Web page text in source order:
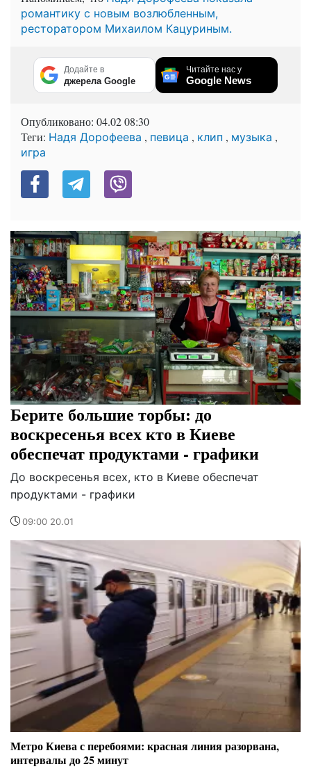
романтику с новым возлюбленным,
ресторатором Михаилом Кацуриным.
Додайте в
джерела Google
Читайте нас у
Google News
Опубликовано: 04.02 08:30
Теги: Надя Дорофеева , певица , клип , музыка ,
игра
Берите большие торбы: до
воскресенья всех кто в Киеве
обеспечат продуктами - графики
До воскресенья всех, кто в Киеве обеспечат
продуктами - графики
09:00 20.01
Метро Киева с перебоями: красная линия разорвана,
интервалы до 25 минут